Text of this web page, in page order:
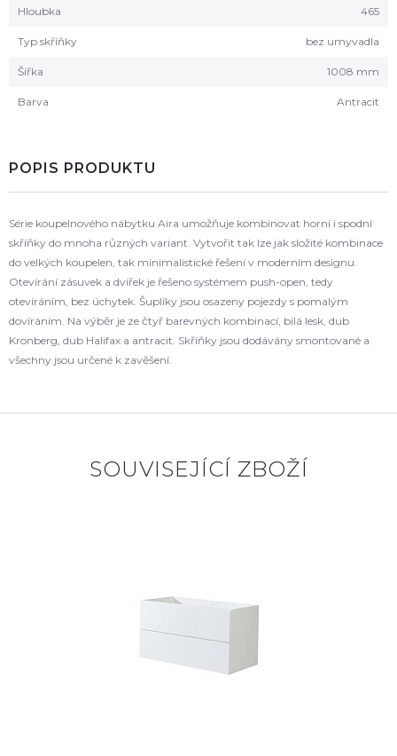
Hloubka 465
Typ skříňky bez umyvadla
Šířka 1008 mm
Barva Antracit
POPIS PRODUKTU
Série koupelnového nábytku Aira umožňuje kombinovat horní i spodní
skříňky do mnoha různých variant. Vytvořit tak lze jak složité kombinace
do velkých koupelen, tak minimalistické řešení v moderním designu.
Otevírání zásuvek a dvířek je řešeno systémem push-open, tedy
otevíráním, bez úchytek. Šuplíky jsou osazeny pojezdy s pomalým
dovíráním. Na výběr je ze čtyř barevných kombinací, bílá lesk, dub
Kronberg, dub Halifax a antracit. Skříňky jsou dodávány smontované a
všechny jsou určené k zavěšení.
SOUVISEJÍCÍ ZBOŽÍ